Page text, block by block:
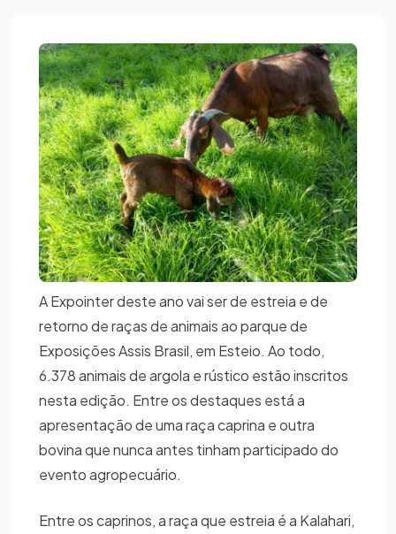
A Expointer deste ano vai ser de estreia e de
retorno de raças de animais ao parque de
Exposições Assis Brasil, em Esteio. Ao todo,
6.378 animais de argola e rústico estão inscritos
nesta edição. Entre os destaques está a
apresentação de uma raça caprina e outra
bovina que nunca antes tinham participado do
evento agropecuário.
Entre os caprinos, a raça que estreia é a Kalahari,